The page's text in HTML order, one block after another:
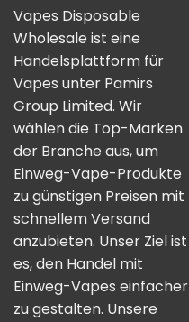
Vapes Disposable
Wholesale ist eine
Handelsplattform für
Vapes unter Pamirs
Group Limited. Wir
wählen die Top-Marken
der Branche aus, um
Einweg-Vape-Produkte
zu günstigen Preisen mit
schnellem Versand
anzubieten. Unser Ziel ist
es, den Handel mit
Einweg-Vapes einfacher
zu gestalten. Unsere